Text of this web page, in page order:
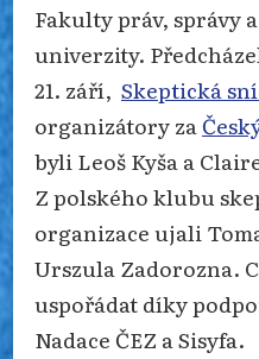
Fakulty práv, správy
univerzity.
21. září, Skeptická
organizátory za
byli Leoš Kyša a
Z polského klubu
organizace ujali
Urszula Zadorozna.
uspořádat díky
Nadace ČEZ a Sisyfa.